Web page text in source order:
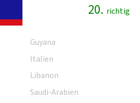
20. richtig
Guyana
Italien
Libanon
Saudi-Arabien